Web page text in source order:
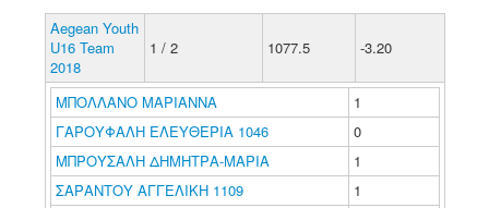
Aegean Youth
U16 Team
2018
1 / 2 1077.5 -3.20
ΜΠΟΛΛΑΝΟ ΜΑΡΙΑΝΝΑ
1
ΓΑΡΟΥΦΑΛΗ ΕΛΕΥΘΕΡΙΑ 1046
0
ΜΠΡΟΥΣΑΛΗ ΔΗΜΗΤΡΑ-ΜΑΡΙΑ
1
ΣΑΡΑΝΤΟΥ ΑΓΓΕΛΙΚΗ 1109
1